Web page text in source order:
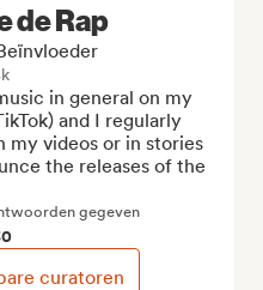
de Rap
in general on my
and I regularly
my videos or in stories
the releases of the
gegeven
curatoren